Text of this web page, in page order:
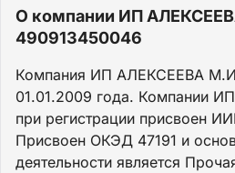
О компании ИП
490913450046
Компания ИП АЛЕКСЕЕВА М.И.
01.01.2009 года. Компании
при регистрации присвоен
Присвоен ОКЭД 47191 и
деятельности является